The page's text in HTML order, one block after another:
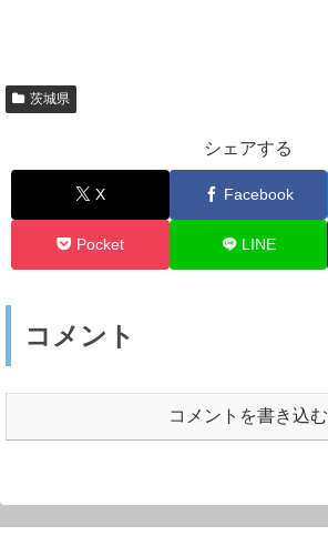
茨城県
シェアする
X Facebook
Pocket LINE
コメント
コメントを書き込む